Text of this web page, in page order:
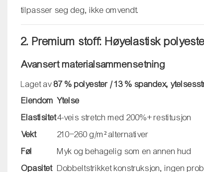
tilpasser seg deg, ikke omvendt.
2. Premium stoff: Høyelastisk
Avansert materialsammensetning
Laget av87 % polyester / 13 % spandex,
Eiendom Ytelse
Elastisitet4-veis stretch med 200%+ restitusjon
Vekt
210–260 g/m² alternativer
Føl
Myk og behagelig som en annen hud
Opasitet Dobbeltstrikket konstruksjon, ingen